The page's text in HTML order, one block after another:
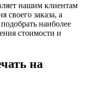
нашим клиентам
своего заказа, а
наиболее
стоимости и
на